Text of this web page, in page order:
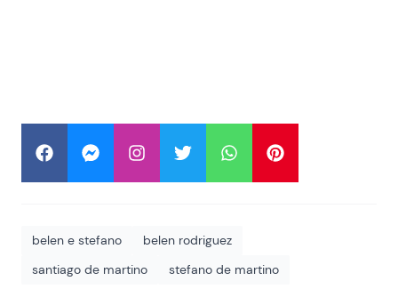
belen e stefano
belen rodriguez
santiago de martino
stefano de martino